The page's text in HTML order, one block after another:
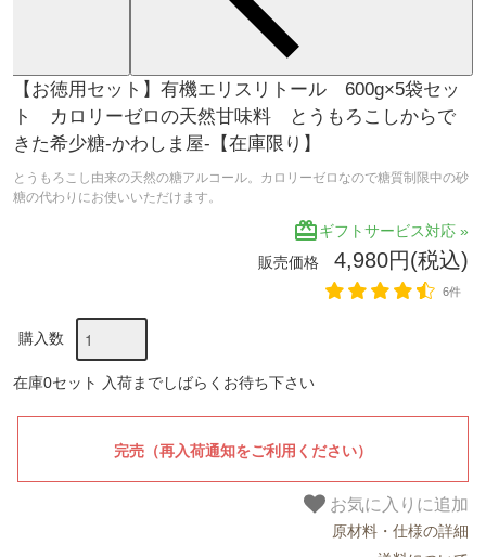
【お徳用セット】有機エリスリトール 600g×5袋セッ
ト カロリーゼロの天然甘味料 とうもろこしからで
きた希少糖-かわしま屋-【在庫限り】
とうもろこし由来の天然の糖アルコール。カロリーゼロなので糖質制限中の砂
糖の代わりにお使いいただけます。
redeemギフトサービス対応 »
販売価格4,980円(税込)
6件
購入数
在庫0セット 入荷までしばらくお待ち下さい
お気に入りに追加
原材料・仕様の詳細